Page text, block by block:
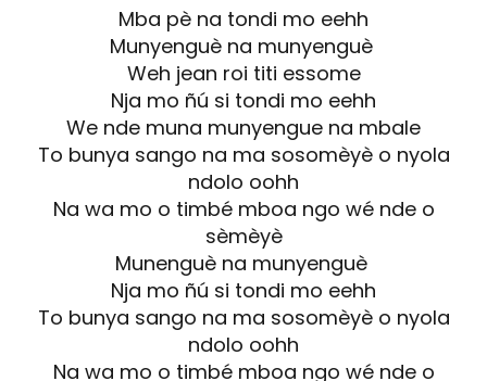
Mba pè na tondi mo eehh
Munyenguè na munyenguè
Weh jean roi titi essome
Nja mo ñú si tondi mo eehh
We nde muna munyengue na mbale
To bunya sango na ma sosomèyè o nyola
ndolo oohh
Na wa mo o timbé mboa ngo wé nde o
sèmèyè
Munenguè na munyenguè
Nja mo ñú si tondi mo eehh
To bunya sango na ma sosomèyè o nyola
ndolo oohh
Na wa mo o timbé mboa ngo wé nde o